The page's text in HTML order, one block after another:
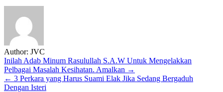
Author: JVC
Post
navigation
Inilah Adab Minum Rasulullah S.A.W Untuk Mengelakkan
Pelbagai Masalah Kesihatan. Amalkan →
← 3 Perkara yang Harus Suami Elak Jika Sedang Bergaduh
Dengan Isteri